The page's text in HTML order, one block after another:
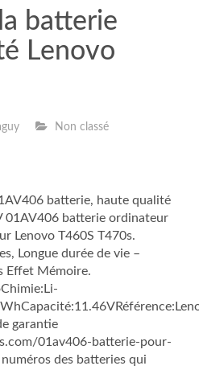
batterie
Lenovo
Non classé
batterie, haute qualité
batterie ordinateur
Lenovo T460S T470s.
Longue durée de vie –
Effet Mémoire.
garantie
01av406-batterie-pour-
des batteries qui